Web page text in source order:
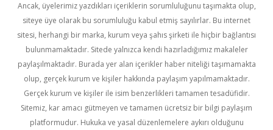
Ancak, üyelerimiz yazdıkları içeriklerin sorumluluğunu taşımakta olup,
siteye üye olarak bu sorumluluğu kabul etmiş sayılırlar. Bu internet
sitesi, herhangi bir marka, kurum veya şahıs şirketi ile hiçbir bağlantısı
bulunmamaktadır. Sitede yalnızca kendi hazırladığımız makaleler
paylaşılmaktadır. Burada yer alan içerikler haber niteliği taşımamakta
olup, gerçek kurum ve kişiler hakkında paylaşım yapılmamaktadır.
Gerçek kurum ve kişiler ile isim benzerlikleri tamamen tesadüfidir.
Sitemiz, kar amacı gütmeyen ve tamamen ücretsiz bir bilgi paylaşım
platformudur. Hukuka ve yasal düzenlemelere aykırı olduğunu